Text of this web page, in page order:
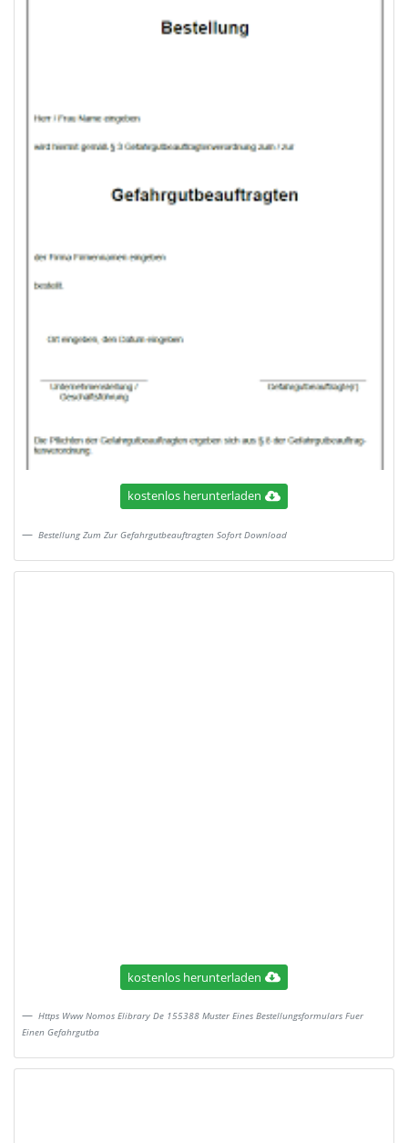
kostenlos herunterladen
Bestellung Zum Zur Gefahrgutbeauftragten Sofort Download
kostenlos herunterladen
Https Www Nomos Elibrary De 155388 Muster Eines Bestellungsformulars Fuer
Einen Gefahrgutba